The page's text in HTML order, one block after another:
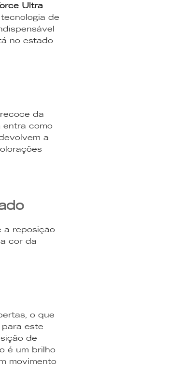
Ultra
de
no estado
da
entra como
a
a reposição
cor da
o que
este
de
é um brilho
movimento